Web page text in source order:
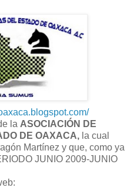
la ASOCIACIÓN DE
DE OAXACA, la cual
Martínez y que, como ya
JUNIO 2009-JUNIO